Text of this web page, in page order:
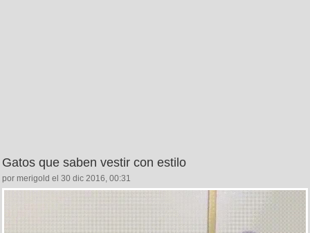
Gatos que saben vestir con estilo
por merigold el 30 dic 2016, 00:31